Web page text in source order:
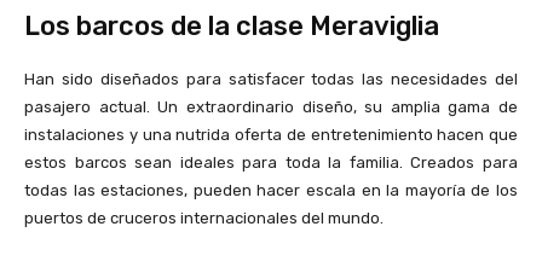
Los barcos de la clase Meraviglia
Han sido diseñados para satisfacer todas las necesidades del
pasajero actual. Un extraordinario diseño, su amplia gama de
instalaciones y una nutrida oferta de entretenimiento hacen que
estos barcos sean ideales para toda la familia. Creados para
todas las estaciones, pueden hacer escala en la mayoría de los
puertos de cruceros internacionales del mundo.